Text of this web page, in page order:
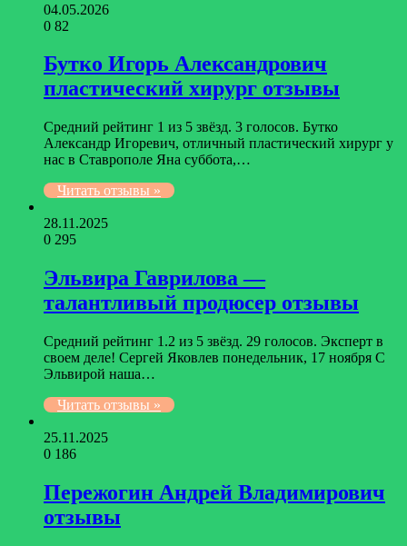
04.05.2026
0 82
Бутко Игорь Александрович
пластический хирург отзывы
Средний рейтинг 1 из 5 звёзд. 3 голосов. Бутко
Александр Игоревич, отличный пластический хирург у
нас в Ставрополе Яна суббота,…
Читать отзывы »
28.11.2025
0 295
Эльвира Гаврилова —
талантливый продюсер отзывы
Средний рейтинг 1.2 из 5 звёзд. 29 голосов. Эксперт в
своем деле! Сергей Яковлев понедельник, 17 ноября С
Эльвирой наша…
Читать отзывы »
25.11.2025
0 186
Пережогин Андрей Владимирович
отзывы